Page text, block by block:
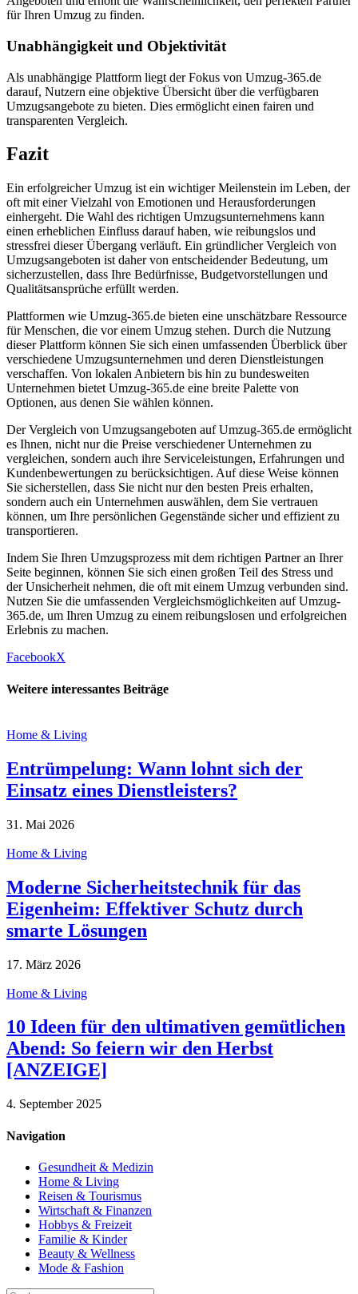
für Ihren Umzug zu finden.
Unabhängigkeit und Objektivität
Als unabhängige Plattform liegt der Fokus von Umzug-365.de
darauf, Nutzern eine objektive Übersicht über die verfügbaren
Umzugsangebote zu bieten. Dies ermöglicht einen fairen und
transparenten Vergleich.
Fazit
Ein erfolgreicher Umzug ist ein wichtiger Meilenstein im Leben, der
oft mit einer Vielzahl von Emotionen und Herausforderungen
einhergeht. Die Wahl des richtigen Umzugsunternehmens kann
einen erheblichen Einfluss darauf haben, wie reibungslos und
stressfrei dieser Übergang verläuft. Ein gründlicher Vergleich von
Umzugsangeboten ist daher von entscheidender Bedeutung, um
sicherzustellen, dass Ihre Bedürfnisse, Budgetvorstellungen und
Qualitätsansprüche erfüllt werden.
Plattformen wie Umzug-365.de bieten eine unschätzbare Ressource
für Menschen, die vor einem Umzug stehen. Durch die Nutzung
dieser Plattform können Sie sich einen umfassenden Überblick über
verschiedene Umzugsunternehmen und deren Dienstleistungen
verschaffen. Von lokalen Anbietern bis hin zu bundesweiten
Unternehmen bietet Umzug-365.de eine breite Palette von
Optionen, aus denen Sie wählen können.
Der Vergleich von Umzugsangeboten auf Umzug-365.de ermöglicht
es Ihnen, nicht nur die Preise verschiedener Unternehmen zu
vergleichen, sondern auch ihre Serviceleistungen, Erfahrungen und
Kundenbewertungen zu berücksichtigen. Auf diese Weise können
Sie sicherstellen, dass Sie nicht nur den besten Preis erhalten,
sondern auch ein Unternehmen auswählen, dem Sie vertrauen
können, um Ihre persönlichen Gegenstände sicher und effizient zu
transportieren.
Indem Sie Ihren Umzugsprozess mit dem richtigen Partner an Ihrer
Seite beginnen, können Sie sich einen großen Teil des Stress und
der Unsicherheit nehmen, die oft mit einem Umzug verbunden sind.
Nutzen Sie die umfassenden Vergleichsmöglichkeiten auf Umzug-
365.de, um Ihren Umzug zu einem reibungslosen und erfolgreichen
Erlebnis zu machen.
FacebookX
Weitere interessantes Beiträge
Home & Living
Entrümpelung: Wann lohnt sich der
Einsatz eines Dienstleisters?
31. Mai 2026
Home & Living
Moderne Sicherheitstechnik für das
Eigenheim: Effektiver Schutz durch
smarte Lösungen
17. März 2026
Home & Living
10 Ideen für den ultimativen gemütlichen
Abend: So feiern wir den Herbst
[ANZEIGE]
4. September 2025
Navigation
Gesundheit & Medizin
Home & Living
Reisen & Tourismus
Wirtschaft & Finanzen
Hobbys & Freizeit
Familie & Kinder
Beauty & Wellness
Mode & Fashion